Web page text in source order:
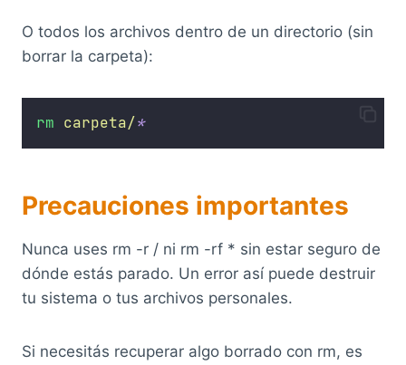
O todos los archivos dentro de un directorio (sin
borrar la carpeta):
rm carpeta/*
Precauciones importantes
Nunca uses rm -r / ni rm -rf * sin estar seguro de
dónde estás parado. Un error así puede destruir
tu sistema o tus archivos personales.
Si necesitás recuperar algo borrado con rm, es